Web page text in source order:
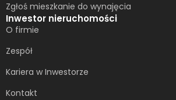
Zgłoś mieszkanie do wynajęcia
Inwestor nieruchomości
O firmie
Zespół
Kariera w Inwestorze
Kontakt